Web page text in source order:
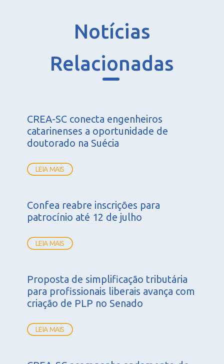
Notícias
Relacionadas
CREA-SC conecta engenheiros
catarinenses a oportunidade de
doutorado na Suécia
LEIA MAIS
Confea reabre inscrições para
patrocínio até 12 de julho
LEIA MAIS
Proposta de simplificação tributária
para profissionais liberais avança com
criação de PLP no Senado
LEIA MAIS